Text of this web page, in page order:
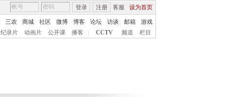
客服 设为首页
登录 注册
三农 商城 社区 微博 博客 论坛 访谈 邮箱
游戏
纪录片 动画片 公开课 播客 CCTV 频道 栏目